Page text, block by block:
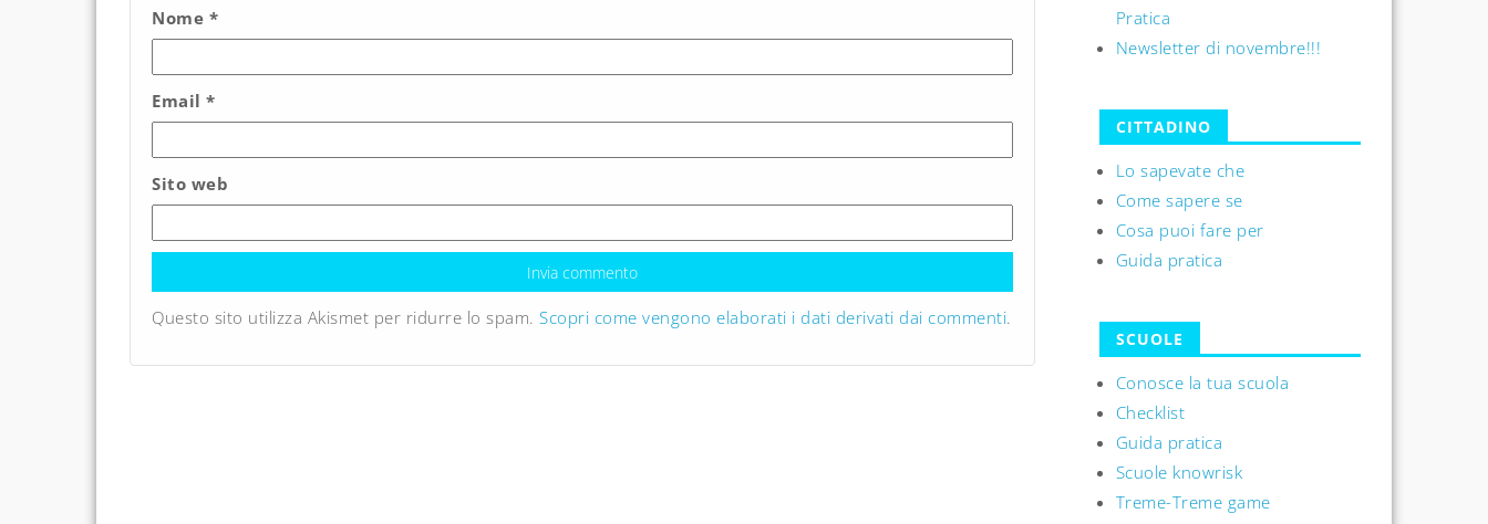
Nome *
Email *
Sito web
Questo sito utilizza Akismet per ridurre lo spam. Scopri come vengono elaborati i dati derivati dai commenti.
Pratica
Newsletter di novembre!!!
CITTADINO
Lo sapevate che
Come sapere se
Cosa puoi fare per
Guida pratica
SCUOLE
Conosce la tua scuola
Checklist
Guida pratica
Scuole knowrisk
Treme-Treme game